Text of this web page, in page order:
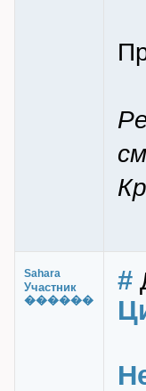
Sahara
Участник
������
#